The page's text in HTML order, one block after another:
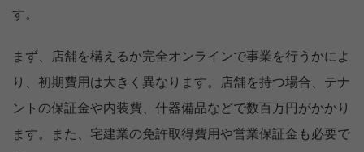
す。
まず、店舗を構えるか完全オンラインで事業を行うかによ
り、初期費用は大きく異なります。店舗を持つ場合、テナ
ントの保証金や内装費、什器備品などで数百万円がかかり
ます。また、宅建業の免許取得費用や営業保証金も必要で